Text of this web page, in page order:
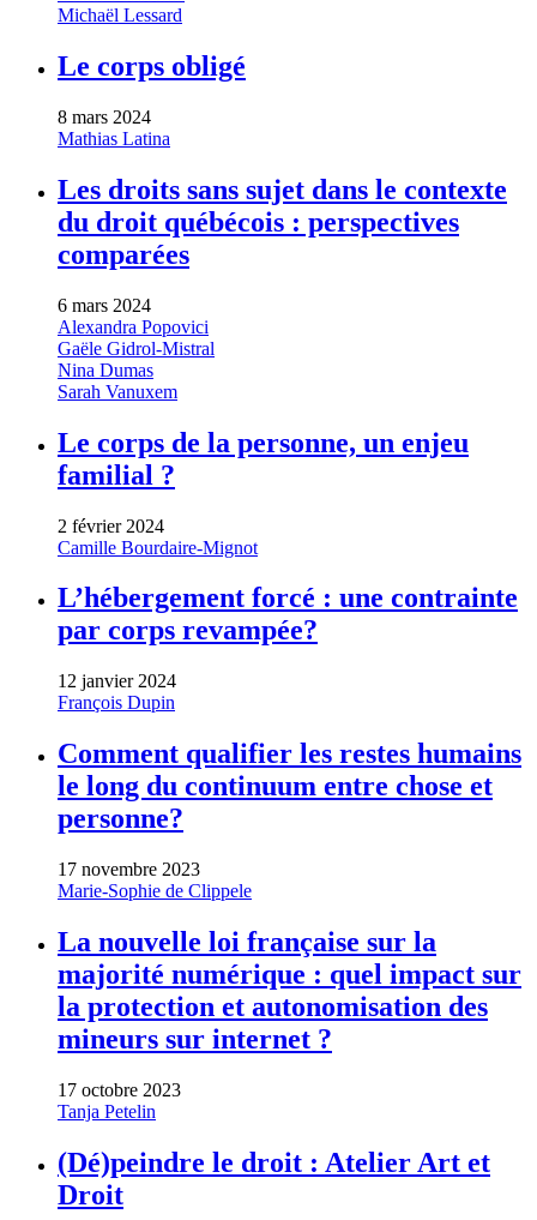
Michaël Lessard
Le corps obligé
8 mars 2024
Mathias Latina
Les droits sans sujet dans le contexte
du droit québécois : perspectives
comparées
6 mars 2024
Alexandra Popovici
Gaële Gidrol-Mistral
Nina Dumas
Sarah Vanuxem
Le corps de la personne, un enjeu
familial ?
2 février 2024
Camille Bourdaire-Mignot
L’hébergement forcé : une contrainte
par corps revampée?
12 janvier 2024
François Dupin
Comment qualifier les restes humains
le long du continuum entre chose et
personne?
17 novembre 2023
Marie-Sophie de Clippele
La nouvelle loi française sur la
majorité numérique : quel impact sur
la protection et autonomisation des
mineurs sur internet ?
17 octobre 2023
Tanja Petelin
(Dé)peindre le droit : Atelier Art et
Droit